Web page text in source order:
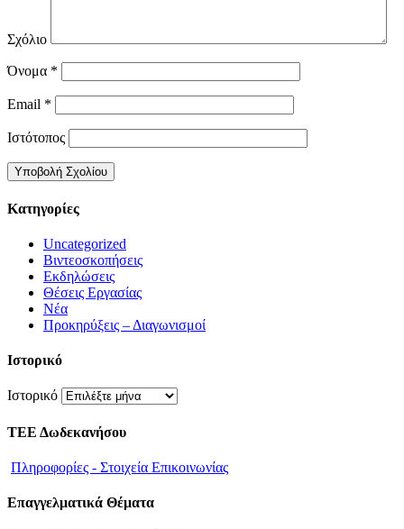
Σχόλιο
Όνομα *
Email *
Ιστότοπος
Kατηγορίες
Uncategorized
Βιντεοσκοπήσεις
Εκδηλώσεις
Θέσεις Εργασίας
Νέα
Προκηρύξεις – Διαγωνισμοί
Ιστορικό
Ιστορικό
ΤΕΕ Δωδεκανήσου
Πληροφορίες - Στοιχεία Επικοινωνίας
Επαγγελματικά Θέματα